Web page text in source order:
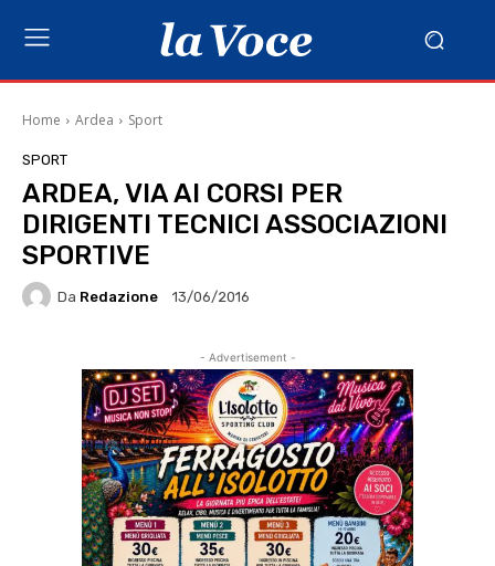
Home Ardea Sport
SPORT
ARDEA, VIA AI CORSI PER
DIRIGENTI TECNICI ASSOCIAZIONI
SPORTIVE
Da Redazione 13/06/2016
- Advertisement -